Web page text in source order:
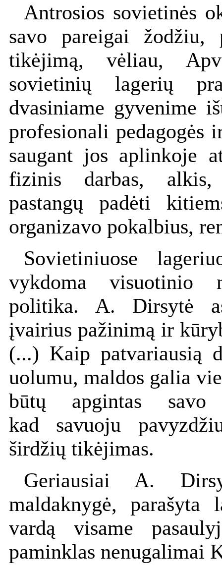
Antrosios sovietinės
savo pareigai
tikėjimą, vėliau,
sovietinių lagerių
dvasiniame gyvenime
profesionali pedagogės
saugant jos aplinkoje
fizinis darbas, alkis,
pastangų padėti
organizavo pokalbius,
Sovietiniuose
vykdoma visuotinio
politika. A. Dirsytė
įvairius pažinimą ir
(...) Kaip patvariausią
uolumu, maldos galia
būtų apgintas savo
kad savuoju
širdžių tikėjimas.
Geriausiai A.
maldaknygė, parašyta
vardą visame
paminklas nenugalimai